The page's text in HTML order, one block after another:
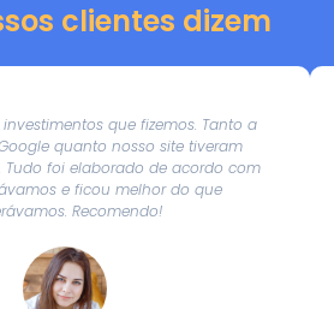
clientes dizem
que fizemos. Tanto a
quanto nosso site tiveram
Tudo foi elaborado de acordo com
e ficou melhor do que
Recomendo!